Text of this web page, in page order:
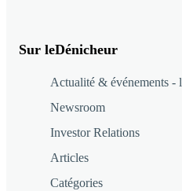
Sur leDénicheur
Actualité & événements -
Newsroom
Investor Relations
Articles
Catégories